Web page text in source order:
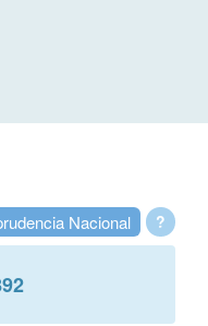
?
Nacional